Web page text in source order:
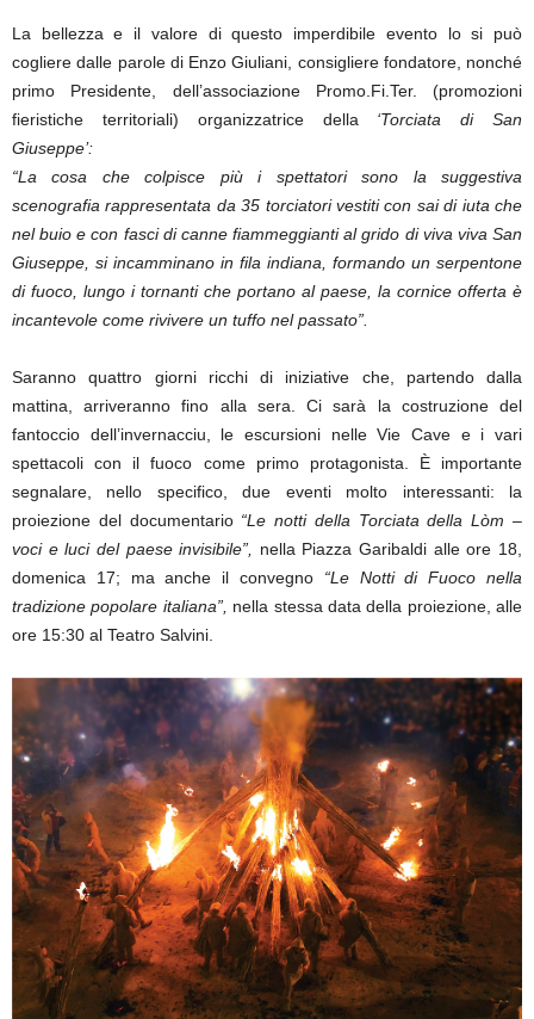
La bellezza e il valore di questo imperdibile evento lo si può
cogliere dalle parole di Enzo Giuliani, consigliere fondatore, nonché
primo Presidente, dell’associazione Promo.Fi.Ter. (promozioni
fieristiche territoriali) organizzatrice della ‘Torciata di San
Giuseppe’:
“La cosa che colpisce più i spettatori sono la suggestiva
scenografia rappresentata da 35 torciatori vestiti con sai di iuta che
nel buio e con fasci di canne fiammeggianti al grido di viva viva San
Giuseppe, si incamminano in fila indiana, formando un serpentone
di fuoco, lungo i tornanti che portano al paese, la cornice offerta è
incantevole come rivivere un tuffo nel passato”.
Saranno quattro giorni ricchi di iniziative che, partendo dalla
mattina, arriveranno fino alla sera. Ci sarà la costruzione del
fantoccio dell’invernacciu, le escursioni nelle Vie Cave e i vari
spettacoli con il fuoco come primo protagonista. È importante
segnalare, nello specifico, due eventi molto interessanti: la
proiezione del documentario “Le notti della Torciata della Lòm –
voci e luci del paese invisibile”,
nella Piazza Garibaldi alle ore 18,
domenica 17; ma anche il convegno “Le Notti di Fuoco nella
tradizione popolare italiana”, nella stessa data della proiezione, alle
ore 15:30 al Teatro Salvini.